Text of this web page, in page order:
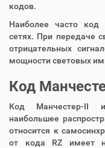
кодов.
Наиболее часто код
сетях. При передаче
отрицательных
мощности световых
Код
Код Манчестер-II
наибольшее
относится к
от кода RZ имеет